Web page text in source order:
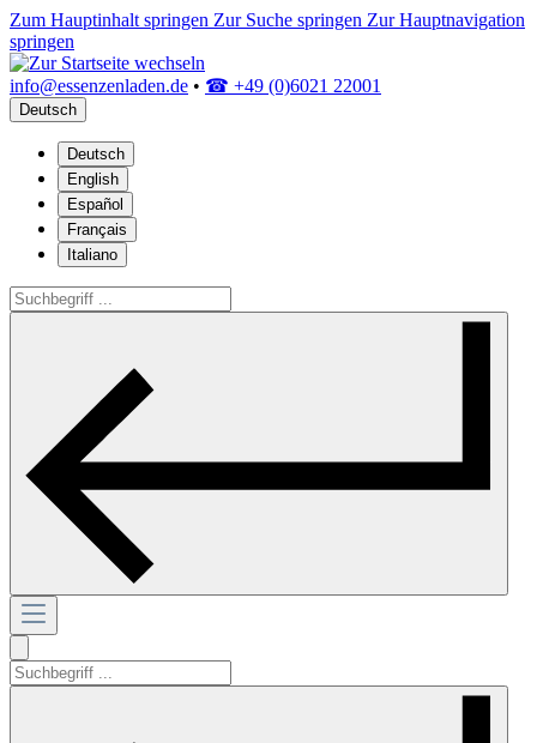
Zum Hauptinhalt springen Zur Suche springen Zur Hauptnavigation
springen
info@essenzenladen.de • ☎ +49 (0)6021 22001
Deutsch
Deutsch
English
Español
Français
Italiano